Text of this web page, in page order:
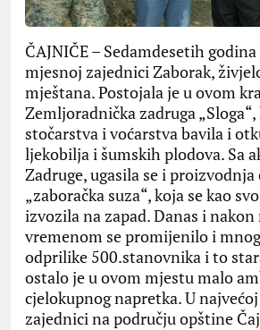
ČAJNIČE – Sedamdesetih
mjesnoj zajednici Zaborak,
mještana. Postojala je u ovom
Zemljoradnička zadruga
stočarstva i voćarstva bavila i
ljekobilja i šumskih plodova. Sa
Zadruge, ugasila se i
„zaboračka suza“, koja se kao
izvozila na zapad. Danas i
vremenom se promijenilo i
odprilike 500.stanovnika i to
ostalo je u ovom mjestu malo
cjelokupnog napretka. U
zajednici na području opštine